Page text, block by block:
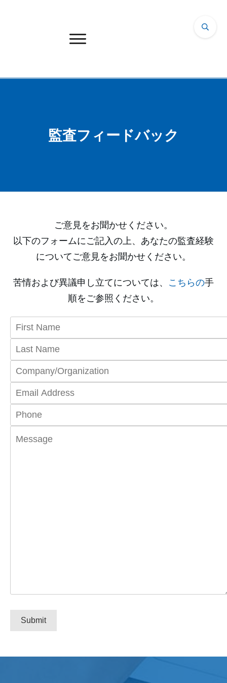
監査フィードバック
ご意見をお聞かせください。
以下のフォームにご記入の上、あなたの監査経験
についてご意見をお聞かせください。
苦情および異議申し立てについては、 こちらの手
順をご参照ください。